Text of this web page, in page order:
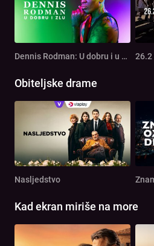
Dennis Rodman: U dobru i u zlu 26.2
Obiteljske drame
Nasljedstvo
Kad ekran miriše na more